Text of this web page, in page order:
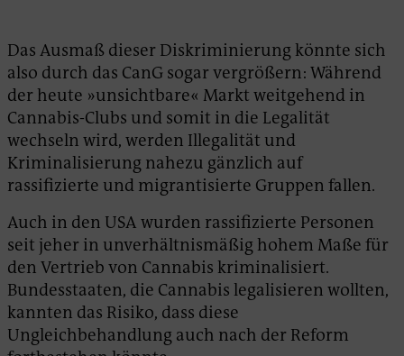
Das Ausmaß dieser Diskriminierung könnte sich
also durch das CanG sogar vergrößern: Während
der heute »unsichtbare« Markt weitgehend in
Cannabis-Clubs und somit in die Legalität
wechseln wird, werden Illegalität und
Kriminalisierung nahezu gänzlich auf
rassifizierte und migrantisierte Gruppen fallen.
Auch in den USA wurden rassifizierte Personen
seit jeher in unverhältnismäßig hohem Maße für
den Vertrieb von Cannabis kriminalisiert.
Bundesstaaten, die Cannabis legalisieren wollten,
kannten das Risiko, dass diese
Ungleichbehandlung auch nach der Reform